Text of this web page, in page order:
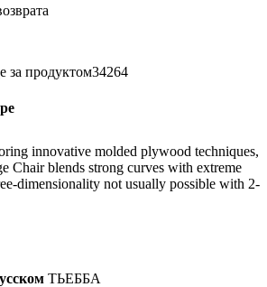
за продуктом34264
innovative molded plywood techniques,
Chair blends strong curves with extreme
dimensionality not usually possible with 2-
ТЬЕББА